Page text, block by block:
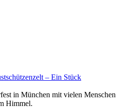
– Ein Stück